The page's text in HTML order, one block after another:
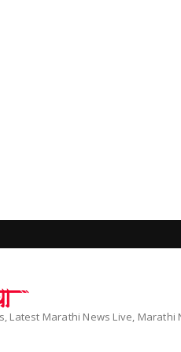
Latest Marathi News Live, Marathi